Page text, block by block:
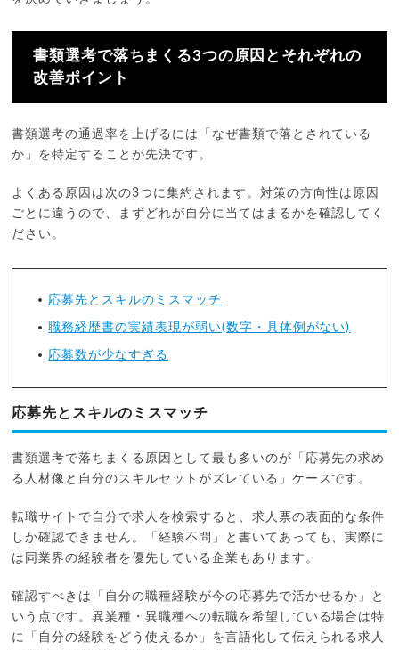
書類選考で落ちまくる3つの原因とそれぞれの
改善ポイント
書類選考の通過率を上げるには「なぜ書類で落とされている
か」を特定することが先決です。
よくある原因は次の3つに集約されます。対策の方向性は原因
ごとに違うので、まずどれが自分に当てはまるかを確認してく
ださい。
応募先とスキルのミスマッチ
職務経歴書の実績表現が弱い(数字・具体例がない)
応募数が少なすぎる
応募先とスキルのミスマッチ
書類選考で落ちまくる原因として最も多いのが「応募先の求め
る人材像と自分のスキルセットがズレている」ケースです。
転職サイトで自分で求人を検索すると、求人票の表面的な条件
しか確認できません。「経験不問」と書いてあっても、実際に
は同業界の経験者を優先している企業もあります。
確認すべきは「自分の職種経験が今の応募先で活かせるか」と
いう点です。異業種・異職種への転職を希望している場合は特
に「自分の経験をどう使えるか」を言語化して伝えられる求人